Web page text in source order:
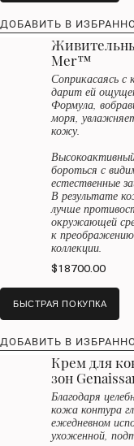
ДОБАВИТЬ В
Mer™
Соприкасаясь с
дарит ей
Формула,
моря,
кожу.
бороться с
естественные
В результате
лучше
окружающей
к
коллекции.
$18700.00
БЫСТРАЯ ПОКУПКА
ДОБАВИТЬ В
Крем для
зон
Благодаря
кожа контура
ежедневном
ухоженной,